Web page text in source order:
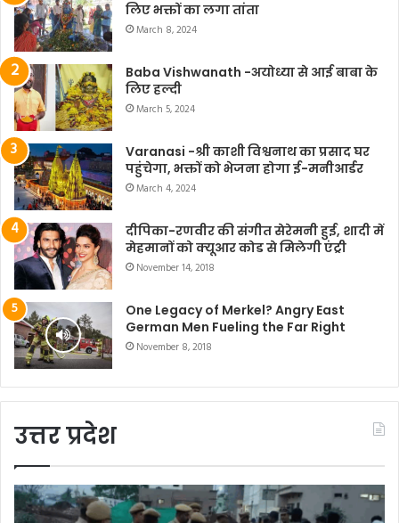
लिए भक्तों का लगा तांता
March 8, 2024
Baba Vishwanath -अयोध्या से आई बाबा के
लिए हल्दी
March 5, 2024
Varanasi -श्री काशी विश्वनाथ का प्रसाद घर
पहुंचेगा, भक्तों को भेजना होगा ई-मनीआर्डर
March 4, 2024
दीपिका-रणवीर की संगीत सेरेमनी हुई, शादी में
मेहमानों को क्यूआर कोड से मिलेगी एंट्री
November 14, 2018
One Legacy of Merkel? Angry East
German Men Fueling the Far Right
November 8, 2018
उत्तर प्रदेश